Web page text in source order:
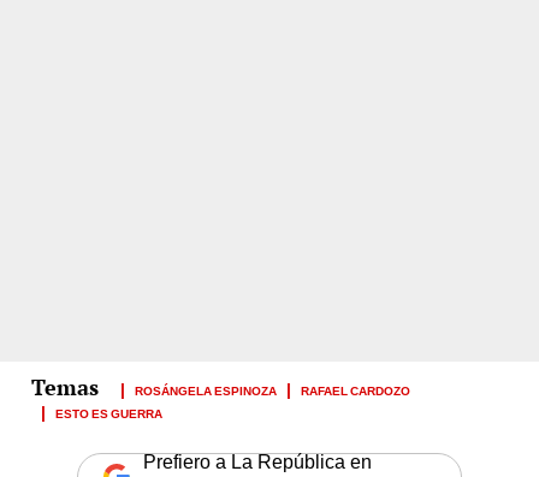
ROSÁNGELA ESPINOZA
RAFAEL CARDOZO
ESTO ES GUERRA
Prefiero a La República en